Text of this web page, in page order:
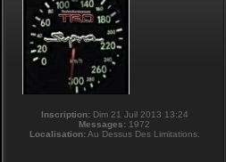
Inscription:Dim 21 Juil 2013 13:24
Messages: 1972
Localisation:Au Dessus Des Limitations.